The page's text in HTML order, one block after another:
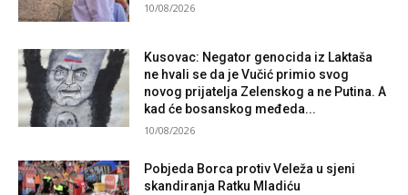
10/08/2026
Kusovac: Negator genocida iz Laktaša
ne hvali se da je Vučić primio svog
novog prijatelja Zelenskog a ne Putina. A
kad će bosanskog međeda...
10/08/2026
Pobjeda Borca protiv Veleža u sjeni
skandiranja Ratku Mladiću